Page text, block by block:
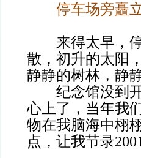
停车场旁矗
来得太早，停
散，初升的太阳
静静的树林，静
纪念馆没到开
心上了，当年我
物在我脑海中栩
点，让我节录